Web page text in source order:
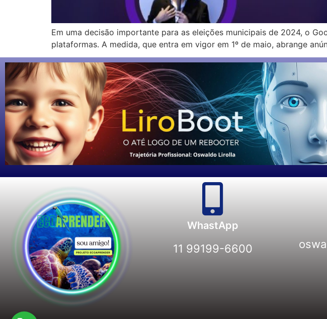
Em uma decisão importante para as eleições municipais de 2024, o
plataformas. A medida, que entra em vigor em 1º de maio, abrange
WhastApp
11 99199-6600